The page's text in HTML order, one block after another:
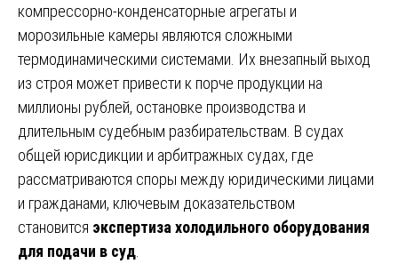
компрессорно-конденсаторные агрегаты и
морозильные камеры являются сложными
термодинамическими системами. Их внезапный выход
из строя может привести к порче продукции на
миллионы рублей, остановке производства и
длительным судебным разбирательствам. В судах
общей юрисдикции и арбитражных судах, где
рассматриваются споры между юридическими лицами
и гражданами, ключевым доказательством
становится экспертиза холодильного оборудования
для подачи в суд